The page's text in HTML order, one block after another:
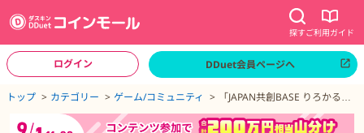
探すご利用ガイド
ログイン DDuet会員ページへ
トップ カテゴリー ゲーム/コミュニティ
「JAPAN共創BASE りろかる」
ジトップへ